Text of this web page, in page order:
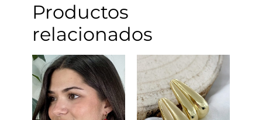
Productos
relacionados